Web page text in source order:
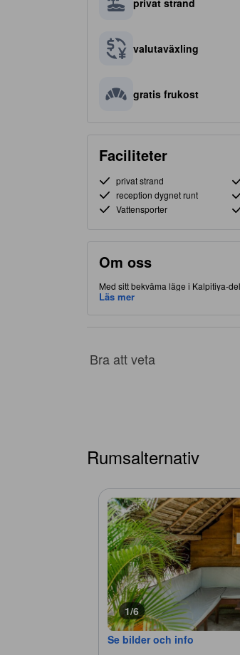
privat strand
valutaväxling
gratis frukost
Faciliteter
privat strand
reception dygnet runt
Vattensporter
Om oss
Med sitt bekväma läge i Kalpitiya-
Som en ytterligare bonus, erbjuds
Läs mer
Bra att veta
Rumsalternativ
1/6
Se bilder och info